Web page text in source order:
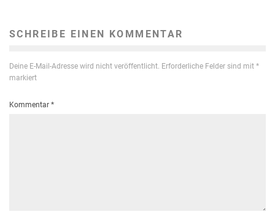
SCHREIBE EINEN KOMMENTAR
Deine E-Mail-Adresse wird nicht veröffentlicht. Erforderliche Felder sind mit *
markiert
Kommentar *